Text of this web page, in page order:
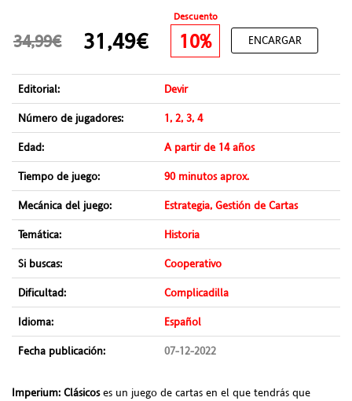
Descuento
34,99€ 31,49€ 10% ENCARGAR
Editorial:
Devir
Número de jugadores:
1, 2, 3, 4
Edad:
A partir de 14 años
Tiempo de juego:
90 minutos aprox.
Mecánica del juego:
Estrategia, Gestión de Cartas
Temática:
Historia
Si buscas:
Cooperativo
Dificultad:
Complicadilla
Idioma:
Español
Fecha publicación:
07-12-2022
Imperium: Clásicoses un juego de cartas en el que tendrás que